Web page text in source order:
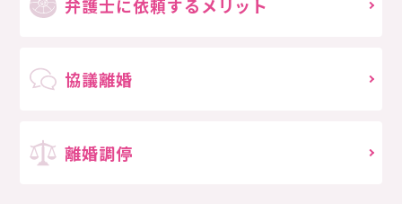
弁護士に依頼するメリット
協議離婚
離婚調停